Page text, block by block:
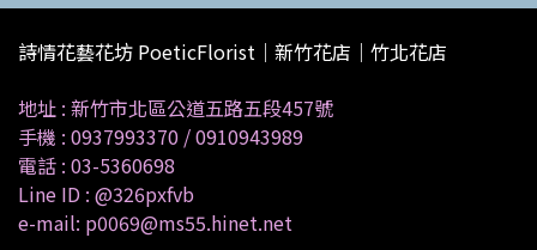
詩情花藝花坊 PoeticFlorist｜新竹花店｜竹北花店
地址 : 新竹市北區公道五路五段457號
手機 : 0937993370 /0910943989
電話 : 03-5360698
Line ID : @326pxfvb
e-mail: p0069@ms55.hinet.net